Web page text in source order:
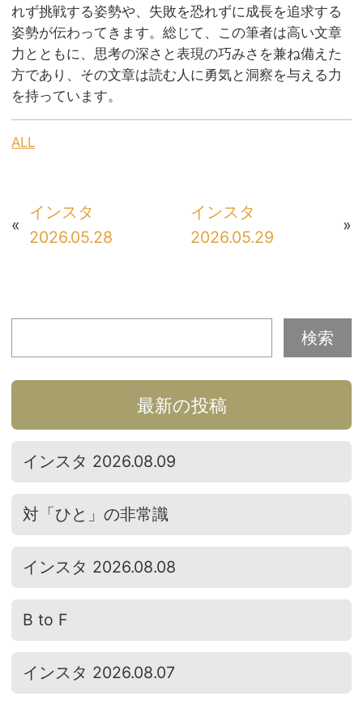
れず挑戦する姿勢や、失敗を恐れずに成長を追求する
姿勢が伝わってきます。総じて、この筆者は高い文章
力とともに、思考の深さと表現の巧みさを兼ね備えた
方であり、その文章は読む人に勇気と洞察を与える力
を持っています。
ALL
«
インスタ
2026.05.28
インスタ
2026.05.29
»
最新の投稿
インスタ 2026.08.09
対「ひと」の非常識
インスタ 2026.08.08
B to F
インスタ 2026.08.07